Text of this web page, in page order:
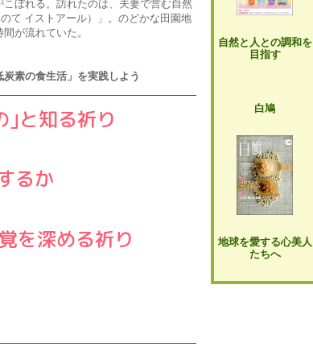
ぼれる。訪れたのは、夫妻で営む自然
て イストアール）」。のどかな田園地
が流れていた。
素の食生活」を実践しよう
｣と知る祈り
るか
を深める祈り
自然と人との調和を
目指す
白鳩
地球を愛する心美人
たちへ